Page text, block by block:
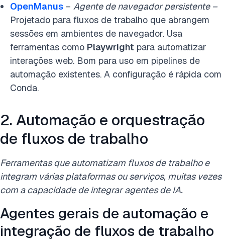
OpenManus – Agente de navegador persistente –
Projetado para fluxos de trabalho que abrangem
sessões em ambientes de navegador. Usa
ferramentas como Playwright para automatizar
interações web. Bom para uso em pipelines de
automação existentes. A configuração é rápida com
Conda.
2. Automação e orquestração
de fluxos de trabalho
Ferramentas que automatizam fluxos de trabalho e
integram várias plataformas ou serviços, muitas vezes
com a capacidade de integrar agentes de IA.
Agentes gerais de automação e
integração de fluxos de trabalho